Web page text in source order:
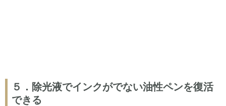
５．除光液でインクがでない油性ペンを復活
できる